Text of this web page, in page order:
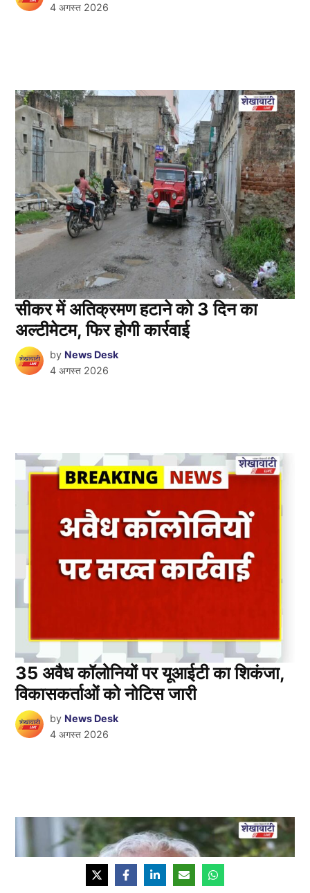
4 अगस्त 2026
सीकर में अतिक्रमण हटाने को 3 दिन का
अल्टीमेटम, फिर होगी कार्रवाई
by News Desk
4 अगस्त 2026
35 अवैध कॉलोनियों पर यूआईटी का शिकंजा,
विकासकर्ताओं को नोटिस जारी
by News Desk
4 अगस्त 2026